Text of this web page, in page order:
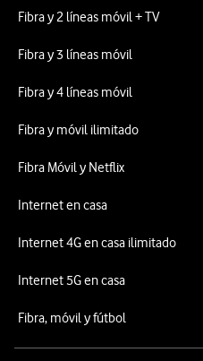
Fibra y 2 líneas móvil + TV
Fibra y 3 líneas móvil
Fibra y 4 líneas móvil
Fibra y móvil ilimitado
Fibra Móvil y Netflix
Internet en casa
Internet 4G en casa ilimitado
Internet 5G en casa
Fibra, móvil y fútbol